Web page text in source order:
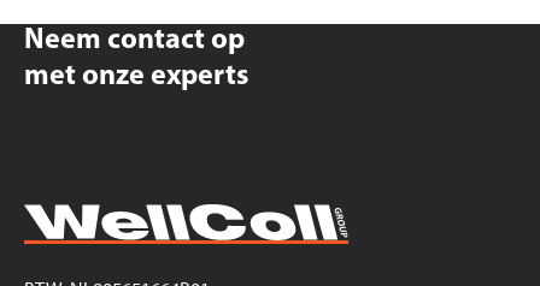
Neem contact op
met onze experts